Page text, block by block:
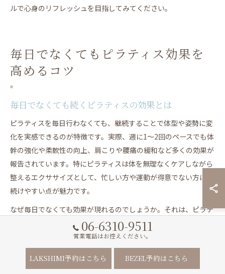
ルで心身のリフレッシュを目指してみてください。
毎日でなくてもピラティス効果を
高めるコツ
毎日でなくても続くピラティスの効果とは
ピラティスを毎日行わなくても、継続することで体型や姿勢に変
化を実感できるのが特徴です。実際、週に1～2回のペースでも体
幹の強化や柔軟性の向上、肩こりや腰痛の緩和など多くの効果が
報告されています。特にピラティスは体を無理なくケアしながら
整えるエクササイズとして、忙しい方や運動が得意でない方にも
続けやすい点が魅力です。
なぜ毎日でなくても効果が現れるのでしょうか。それは、ピラテ
ィスが筋肉のバランスや姿勢のクセを根本から見直し、日常生活
の動きにも良い影響を与えるからです。例えば週1回のレッスン
でも、呼吸法や正しい姿勢を意識することで、普段の動作にも変
化が現れやすくなります。
06-6310-9511
営業電話はお控えください。
LAKSHIMI予約はこちら BEZEL予約はこちら